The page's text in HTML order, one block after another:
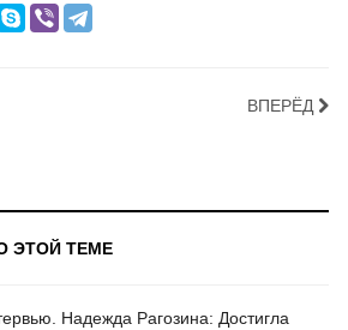
ВПЕРЁД
ЭТОЙ ТЕМЕ
Надежда Рагозина: Достигла